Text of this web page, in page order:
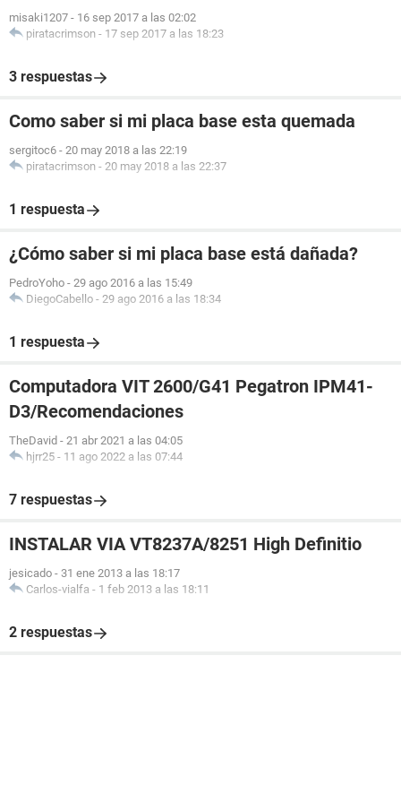
misaki1207 - 16 sep 2017 a las 02:02
piratacrimson - 17 sep 2017 a las 18:23
3 respuestas
Como saber si mi placa base esta quemada
sergitoc6 - 20 may 2018 a las 22:19
piratacrimson - 20 may 2018 a las 22:37
1 respuesta
¿Cómo saber si mi placa base está dañada?
PedroYoho - 29 ago 2016 a las 15:49
DiegoCabello - 29 ago 2016 a las 18:34
1 respuesta
Computadora VIT 2600/G41 Pegatron IPM41-
D3/Recomendaciones
TheDavid - 21 abr 2021 a las 04:05
hjrr25 - 11 ago 2022 a las 07:44
7 respuestas
INSTALAR VIA VT8237A/8251 High Definitio
jesicado - 31 ene 2013 a las 18:17
Carlos-vialfa - 1 feb 2013 a las 18:11
2 respuestas